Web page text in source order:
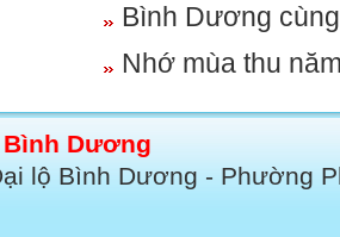
Bình Dương
Nhớ mùa thu
Dương
lộ Bình Dương - Phường